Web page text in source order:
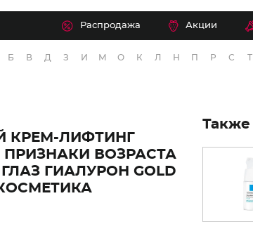
Распродажа Акции
Б В Д З И М О К Л Н П Р С Т
ЛИФТИНГ
ВОЗРАСТА
ГИАЛУРОН GOLD
Также